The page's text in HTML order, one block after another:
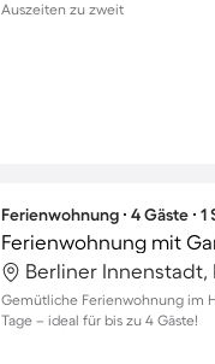
Auszeiten zu zweit
Ferienwohnung ∙ 4 Gäste ∙
Berliner Innenstadt,
Gemütliche Ferienwohnung im
Tage – ideal für bis zu 4 Gäste!